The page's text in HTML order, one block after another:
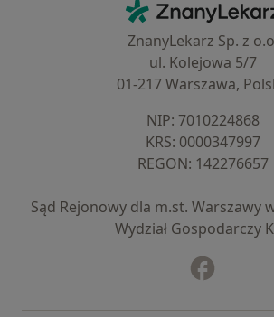
ZnanyLekarz
ZnanyLekarz Sp. z
ul. Kolejowa 5/7
01-217 Warszawa,
NIP: ⁠7010224868
KRS: ⁠0000347997
REGON: ⁠142276657
Sąd Rejonowy dla m.st. Warszawy
Wydział Gospodarczy